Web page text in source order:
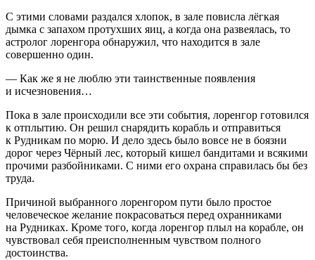
С этими словами раздался хлопок, в зале повисла лёгкая
дымка с запахом протухших яиц, а когда она развеялась, то
астролог лоренгора обнаружил, что находится в зале
совершенно один.
— Как же я не люблю эти таинственные появления
и исчезновения…
Пока в зале происходили все эти события, лоренгор готовился
к отплытию. Он решил снарядить корабль и отправиться
к Рудникам по морю. И дело здесь было вовсе не в боязни
дорог через Чёрный лес, который кишел бандитами и всякими
прочими разбойниками. С ними его охрана справилась бы без
труда.
Причиной выбранного лоренгором пути было простое
человеческое желание покрасоваться перед охранниками
на Рудниках. Кроме того, когда лоренгор плыл на корабле, он
чувствовал себя преисполненным чувством полного
достоинства.